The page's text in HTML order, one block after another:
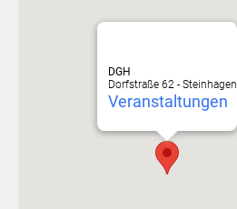
DGH
Dorfstraße 62 - Steinhagen
Veranstaltungen